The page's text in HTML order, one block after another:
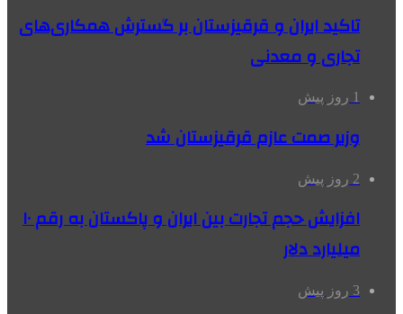
تاکید ایران و قرقیزستان بر گسترش همکاری‌های
تجاری و معدنی
1 روز پیش
وزیر صمت عازم قرقیزستان شد
2 روز پیش
افزایش حجم تجارت بین ایران و پاکستان به رقم ۱۰
میلیارد دلار
3 روز پیش